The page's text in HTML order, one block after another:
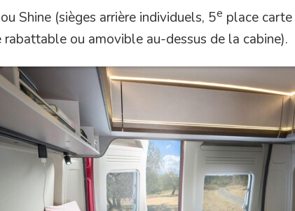
Shine (sièges arrière individuels, 5e place
ou amovible au-dessus de la cabine).